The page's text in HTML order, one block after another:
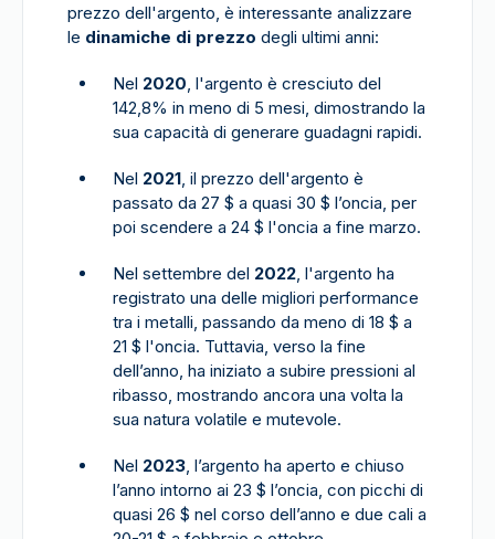
prezzo dell'argento, è interessante analizzare
le dinamiche di prezzo degli ultimi anni:
Nel 2020, l'argento è cresciuto del
142,8% in meno di 5 mesi, dimostrando la
sua capacità di generare guadagni rapidi.
Nel 2021, il prezzo dell'argento è
passato da 27 $ a quasi 30 $ l’oncia, per
poi scendere a 24 $ l'oncia a fine marzo.
Nel settembre del 2022, l'argento ha
registrato una delle migliori performance
tra i metalli, passando da meno di 18 $ a
21 $ l'oncia. Tuttavia, verso la fine
dell’anno, ha iniziato a subire pressioni al
ribasso, mostrando ancora una volta la
sua natura volatile e mutevole.
Nel 2023, l’argento ha aperto e chiuso
l’anno intorno ai 23 $ l’oncia, con picchi di
quasi 26 $ nel corso dell’anno e due cali a